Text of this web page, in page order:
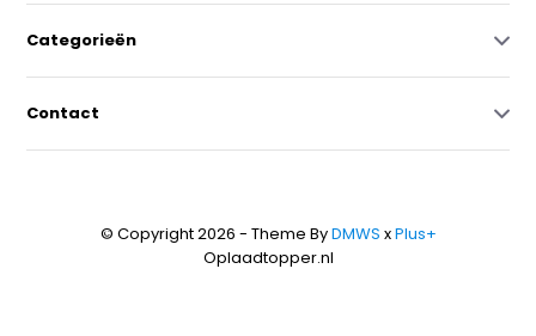
Categorieën
Contact
© Copyright 2026 - Theme ByDMWS xPlus+
Oplaadtopper.nl